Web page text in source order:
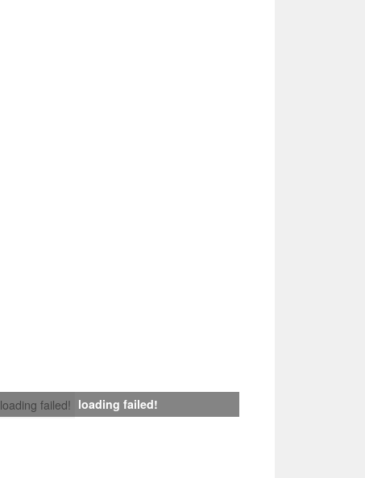
loading failed! loading failed!